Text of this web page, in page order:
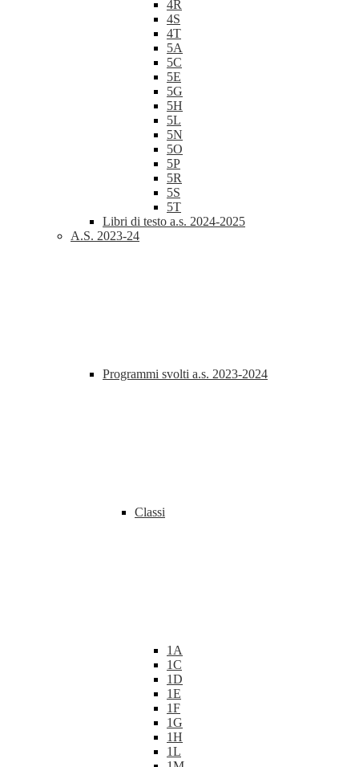
4R
4S
4T
5A
5C
5E
5G
5H
5L
5N
5O
5P
5R
5S
5T
Libri di testo a.s. 2024-2025
A.S. 2023-24
Programmi svolti a.s. 2023-2024
Classi
1A
1C
1D
1E
1F
1G
1H
1L